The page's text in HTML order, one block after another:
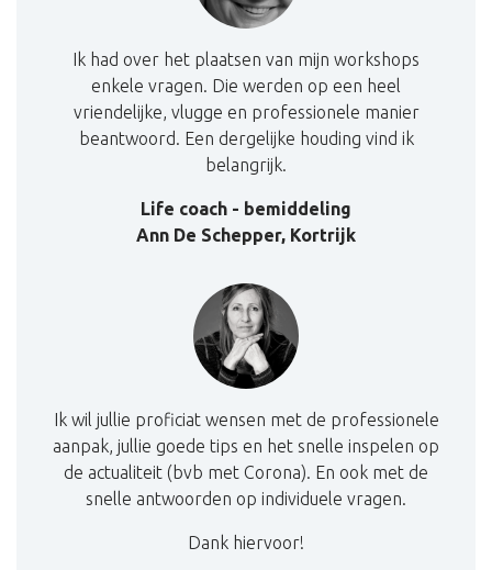
Ik had over het plaatsen van mijn workshops
enkele vragen. Die werden op een heel
vriendelijke, vlugge en professionele manier
beantwoord. Een dergelijke houding vind ik
belangrijk.
Life coach - bemiddeling
Ann De Schepper, Kortrijk
Ik wil jullie proficiat wensen met de professionele
aanpak, jullie goede tips en het snelle inspelen op
de actualiteit (bvb met Corona). En ook met de
snelle antwoorden op individuele vragen.
Dank hiervoor!